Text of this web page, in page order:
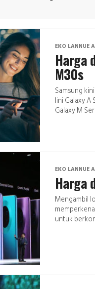
EKO LANNUE
Harga
M30s
Samsung
lini Galaxy A
Galaxy M
EKO LANNUE
Harga
Mengambil
untuk